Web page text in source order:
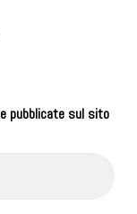
pubblicate sul sito